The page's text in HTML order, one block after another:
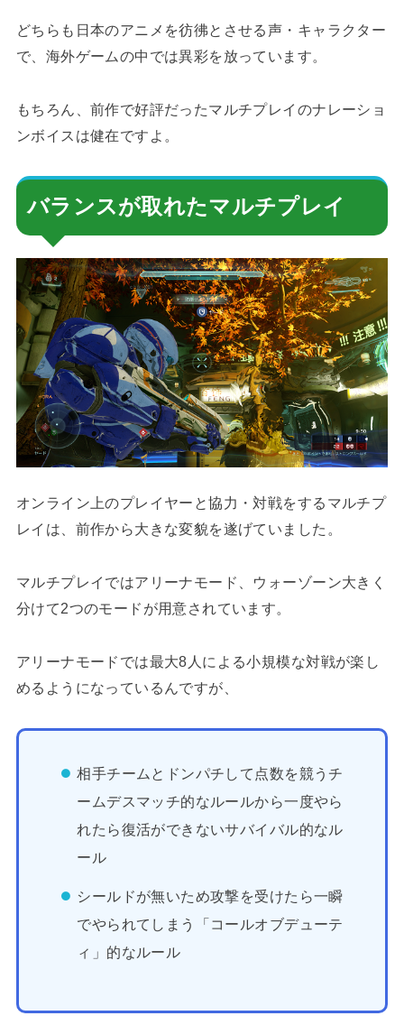
どちらも日本のアニメを彷彿とさせる声・キャラクター
で、海外ゲームの中では異彩を放っています。
もちろん、前作で好評だったマルチプレイのナレーショ
ンボイスは健在ですよ。
バランスが取れたマルチプレイ
オンライン上のプレイヤーと協力・対戦をするマルチプ
レイは、前作から大きな変貌を遂げていました。
マルチプレイではアリーナモード、ウォーゾーン大きく
分けて2つのモードが用意されています。
アリーナモードでは最大8人による小規模な対戦が楽し
めるようになっているんですが、
相手チームとドンパチして点数を競うチ
ームデスマッチ的なルールから一度やら
れたら復活ができないサバイバル的なル
ール
シールドが無いため攻撃を受けたら一瞬
でやられてしまう「コールオブデューテ
ィ」的なルール